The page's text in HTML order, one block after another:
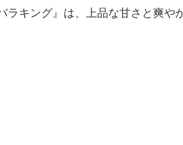
キング』は、上品な甘さと爽や